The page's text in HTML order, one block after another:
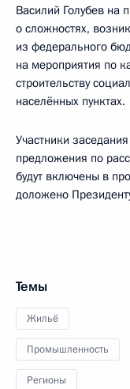
Василий Голубев на
о сложностях,
из федерального
на мероприятия по
строительству
населённых пунктах.
Участники
предложения по
будут включены в
доложено
Темы
Жильё
Промышленность
Регионы